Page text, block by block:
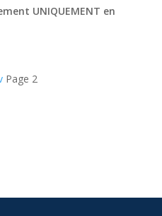
UNIQUEMENT en
Page 2